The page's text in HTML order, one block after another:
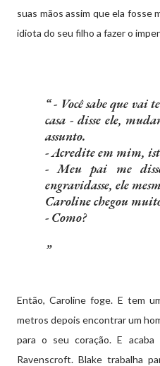
suas mãos assim que ela fosse
idiota do seu filho a fazer o
- Você sabe que vai
casa - disse ele,
assunto.
- Acredite em mim,
- Meu pai me
engravidasse, ele
Caroline chegou
- Como?
Então, Caroline foge. E tem
metros depois encontrar um
para o seu coração. E
Ravenscroft. Blake trabalha